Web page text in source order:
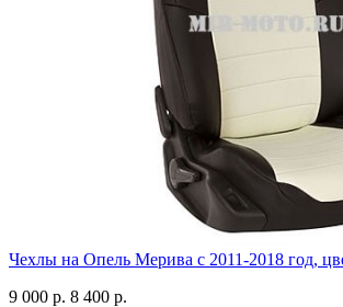
Чехлы на Опель Мерива с 2011-2018 год,
9 000 р. 8 400 р.